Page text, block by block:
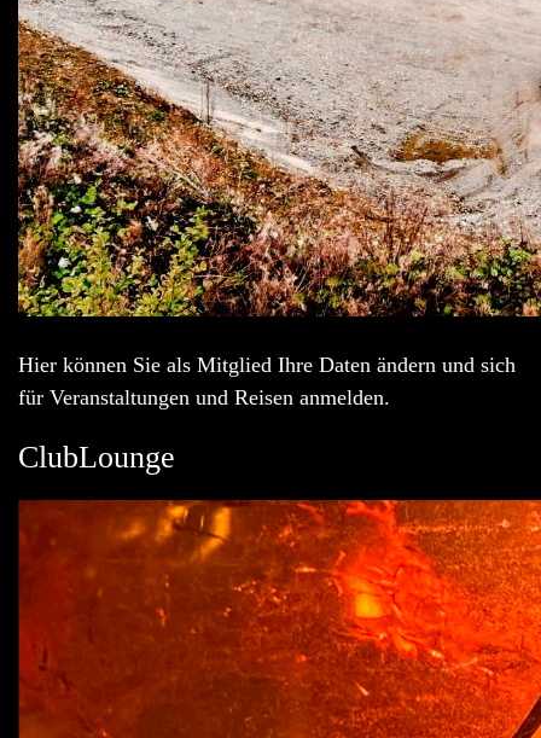
Hier können Sie als Mitglied Ihre Daten ändern und sich
für Veranstaltungen und Reisen anmelden.
ClubLounge